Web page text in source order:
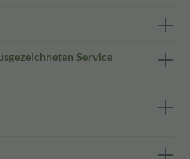
Service